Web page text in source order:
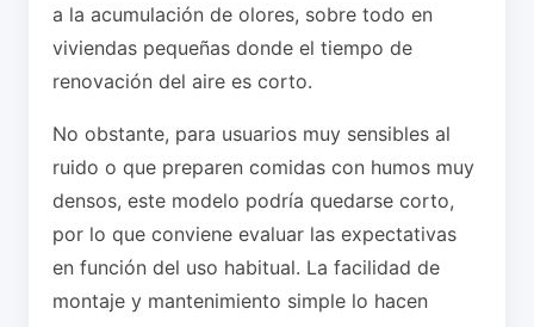
a la acumulación de olores, sobre todo en
viviendas pequeñas donde el tiempo de
renovación del aire es corto.
No obstante, para usuarios muy sensibles al
ruido o que preparen comidas con humos muy
densos, este modelo podría quedarse corto,
por lo que conviene evaluar las expectativas
en función del uso habitual. La facilidad de
montaje y mantenimiento simple lo hacen